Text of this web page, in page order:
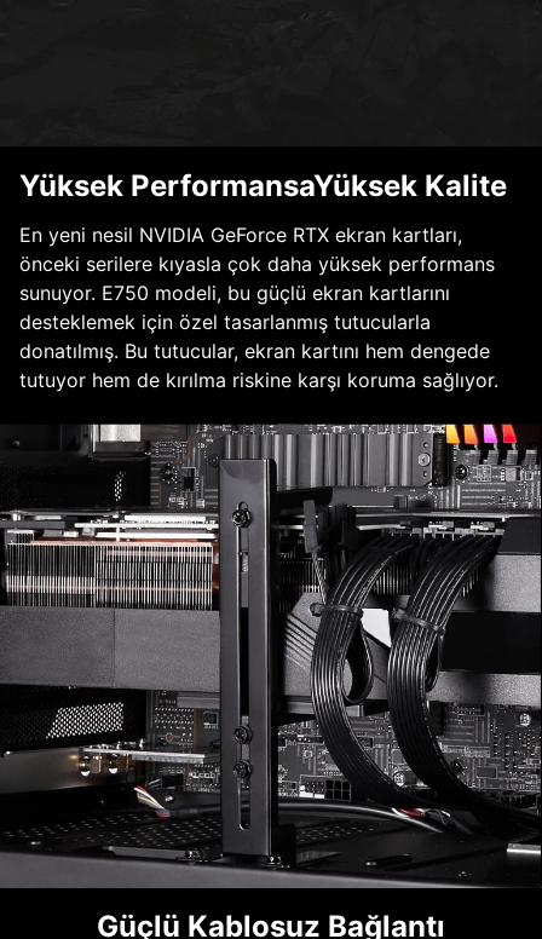
Yüksek PerformansaYüksek Kalite
En yeni nesil NVIDIA GeForce RTX ekran kartları,
önceki serilere kıyasla çok daha yüksek performans
sunuyor. E750 modeli, bu güçlü ekran kartlarını
desteklemek için özel tasarlanmış tutucularla
donatılmış. Bu tutucular, ekran kartını hem dengede
tutuyor hem de kırılma riskine karşı koruma sağlıyor.
Güçlü Kablosuz Bağlantı